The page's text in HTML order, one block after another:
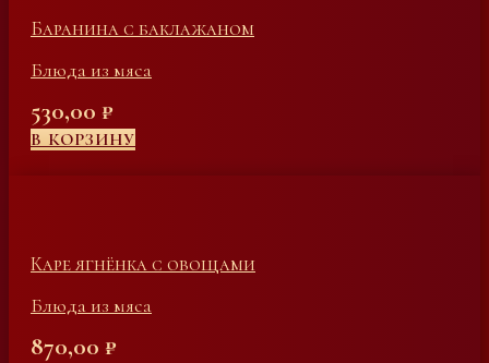
Баранина с баклажаном
Блюда из мяса
530,00 ₽
В КОРЗИНУ
Каре ягнёнка с овощами
Блюда из мяса
870,00 ₽